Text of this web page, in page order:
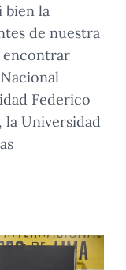
bien la
de nuestra
encontrar
Federico
la Universidad